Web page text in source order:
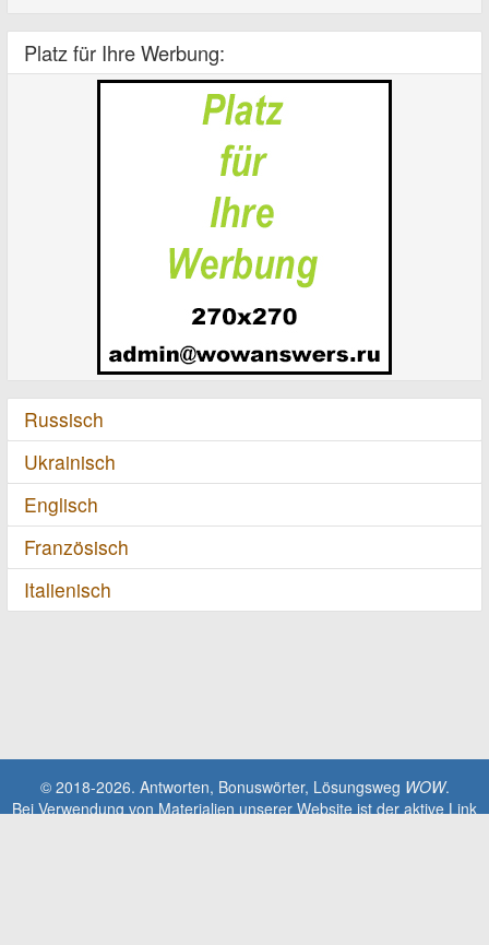
Platz für Ihre Werbung:
Russisch
Ukrainisch
Englisch
Französisch
Italienisch
© 2018-2026. Antworten, Bonuswörter, Lösungsweg WOW.
Bei Verwendung von Materialien unserer Website ist der aktive Link